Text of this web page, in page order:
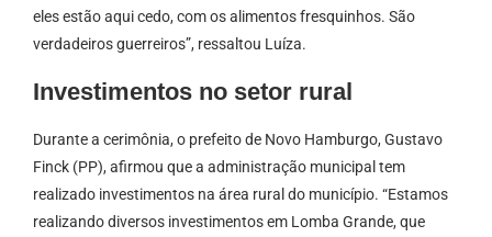
eles estão aqui cedo, com os alimentos fresquinhos. São
verdadeiros guerreiros”, ressaltou Luíza.
Investimentos no setor rural
Durante a cerimônia, o prefeito de Novo Hamburgo, Gustavo
Finck (PP), afirmou que a administração municipal tem
realizado investimentos na área rural do município. “Estamos
realizando diversos investimentos em Lomba Grande, que